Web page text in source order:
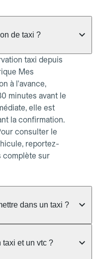
de taxi ?
taxi depuis
Mes
à l'avance,
minutes avant le
elle est
la confirmation.
consulter le
reportez-
complète sur
dans un taxi ?
3 bagages
taxi et un vtc ?